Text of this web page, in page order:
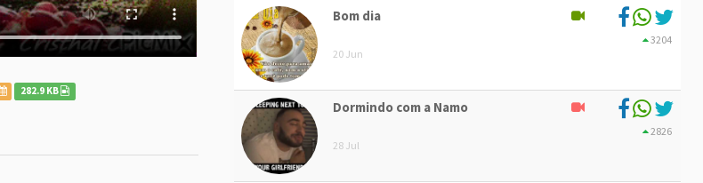
282.9 KB
Bom dia
20 Jun
3204
Dormindo com a Namo
28 Jul
2826